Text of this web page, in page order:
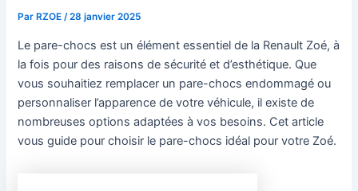
Par RZOE/28 janvier 2025
Le pare-chocs est un élément essentiel de la Renault Zoé, à
la fois pour des raisons de sécurité et d’esthétique. Que
vous souhaitiez remplacer un pare-chocs endommagé ou
personnaliser l’apparence de votre véhicule, il existe de
nombreuses options adaptées à vos besoins. Cet article
vous guide pour choisir le pare-chocs idéal pour votre Zoé.